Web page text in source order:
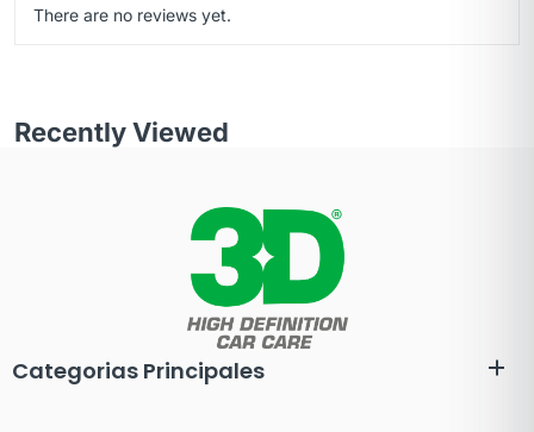
There are no reviews yet.
Recently Viewed
Categorias Principales